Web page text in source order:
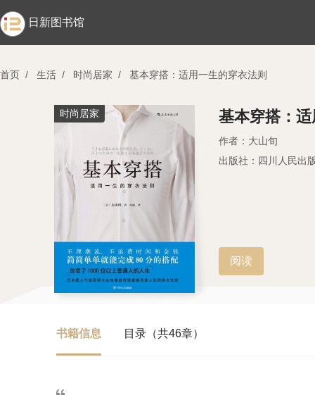
日新图书馆
首页 / 生活 / 时尚居家 / 基本穿搭：适用一生的穿衣法则
时尚居家 基本穿搭：
作者：大山旬
出版社：四川人民出
阅读
书籍信息 目录（共46章）